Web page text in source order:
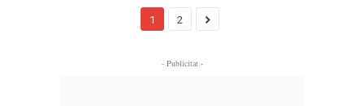
1 2
- Publicitat -